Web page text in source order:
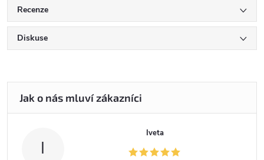
Recenze
Diskuse
I
Iveta